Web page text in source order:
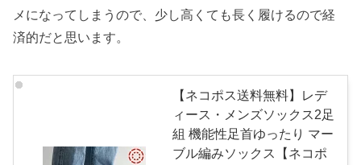
メになってしまうので、少し高くても長く履けるので経
済的だと思います。
【ネコポス送料無料】レデ
ィース・メンズソックス2足
組 機能性足首ゆったり マー
ブル編みソックス【ネコポ